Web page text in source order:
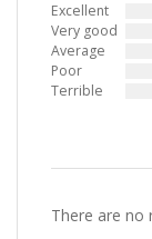
Excellent
Very good
Average
Poor
Terrible
There are no